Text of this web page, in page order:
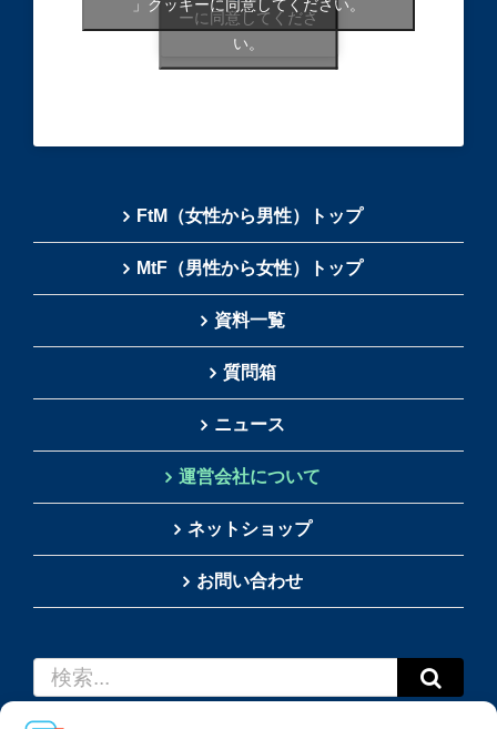
ーに同意してくださ
い。
」クッキーに同意してください。
FtM（女性から男性）トップ
MtF（男性から女性）トップ
資料一覧
質問箱
ニュース
運営会社について
ネットショップ
お問い合わせ
索